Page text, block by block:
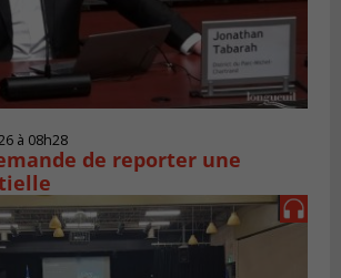
à 08h28
de reporter une